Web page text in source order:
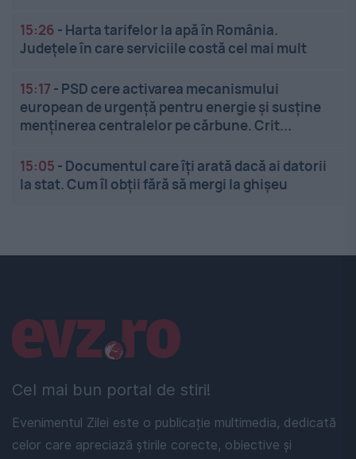
15:26 - Harta tarifelor la apă în România.
Județele în care serviciile costă cel mai mult
15:17 - PSD cere activarea mecanismului
european de urgență pentru energie și susține
menținerea centralelor pe cărbune. Crit...
15:05 - Documentul care îți arată dacă ai datorii
la stat. Cum îl obții fără să mergi la ghișeu
Cel mai bun portal de stiri!
Evenimentul Zilei este o publicație multimedia, dedicată
celor care apreciază știrile corecte, obiective și
Linkuri utile